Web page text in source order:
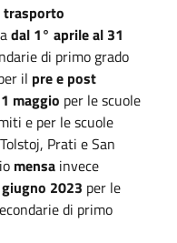
trasporto
dal 1° aprile al 31
di primo grado
il pre e post
maggio per le scuole
e per le scuole
Prati e San
mensa invece
2023 per le
di primo